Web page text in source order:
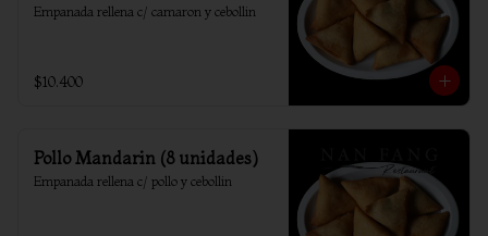
Empanada rellena c/ camaron y cebollin
$10.400
Pollo Mandarin (8 unidades)
Empanada rellena c/ pollo y cebollin